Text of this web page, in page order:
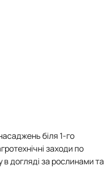
біля 1-го
заходи по
в догляді за рослинами та